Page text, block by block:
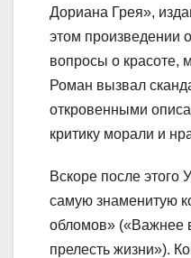
Дориана Грея»,
этом произведении
вопросы о красоте,
Роман вызвал
откровенными
критику морали и
Вскоре после этого
самую знаменитую
обломов» («Важнее
прелесть жизни»).